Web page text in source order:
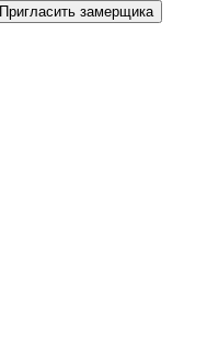
Пригласить замерщика